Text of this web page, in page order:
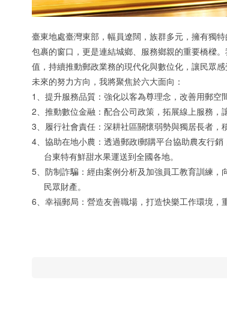
臺東地處臺灣東部，幅員遼闊，族群多元，擁有獨
包裹的窗口，更是連結城鄉、服務鄉親的重要橋樑
值，持續推動郵政業務的現代化與數位化，讓民眾感
未來的努力方向，我將聚焦於六大面向：
1、提升服務品質：強化以客為尊理念，改善用郵空
2、推動數位金融：配合公司政策，拓展線上服務，
3、履行社會責任：深耕社區關懷弱勢與獨居長者，
4、協助在地小農：透過郵政i郵購平台協助農友行
台東特有鮮甜水果運送到全國各地。
5、防制詐騙：經由案例分析及加強員工教育訓練
民眾財產。
6、幸福郵局：營造友善職場，打造快樂工作環境，